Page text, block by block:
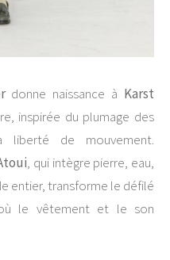
donne naissance à Karst
inspirée du plumage des
de mouvement.
, qui intègre pierre, eau,
entier, transforme le défilé
le vêtement et le son